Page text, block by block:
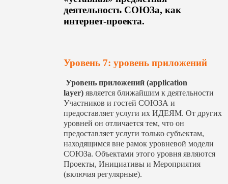
деятельность СОЮЗа, как
интернет-проекта.
Уровень 7: уровень приложений
Уровень приложений (application
layer)является ближайшим к деятельности
Участников и гостей СОЮЗА и
предоставляет услуги их ИДЕЯМ. От других
уровней он отличается тем, что он
предоставляет услуги только субъектам,
находящимся вне рамок уровневой модели
СОЮЗа. Объектами этого уровня являются
Проекты, Инициативы и Мероприятия
(включая регулярные).